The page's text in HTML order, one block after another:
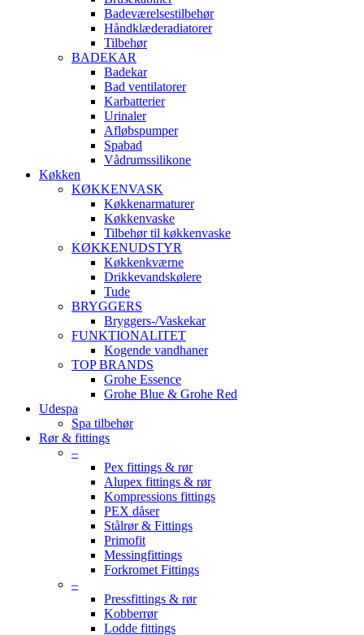
Badeværelsestilbehør
Håndklæderadiatorer
Tilbehør
BADEKAR
Badekar
Bad ventilatorer
Karbatterier
Urinaler
Afløbspumper
Spabad
Vådrumssilikone
Køkken
KØKKENVASK
Køkkenarmaturer
Køkkenvaske
Tilbehør til køkkenvaske
KØKKENUDSTYR
Køkkenkværne
Drikkevandskølere
Tude
BRYGGERS
Bryggers-/Vaskekar
FUNKTIONALITET
Kogende vandhaner
TOP BRANDS
Grohe Essence
Grohe Blue & Grohe Red
Udespa
Spa tilbehør
Rør & fittings
–
Pex fittings & rør
Alupex fittings & rør
Kompressions fittings
PEX dåser
Stålrør & Fittings
Primofit
Messingfittings
Forkromet Fittings
–
Pressfittings & rør
Kobberrør
Lodde fittings